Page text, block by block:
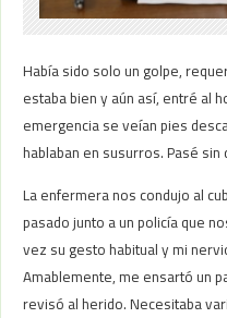
Había sido solo un golpe,
estaba bien y aún así, entré al
emergencia se veían pies
hablaban en susurros. Pasé
La enfermera nos condujo al
pasado junto a un policía que
vez su gesto habitual y mi
Amablemente, me ensartó un
revisó al herido. Necesitaba